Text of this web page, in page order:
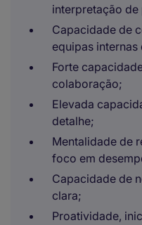
interpretação
Capacidade de
equipas
Forte
colaboração;
Elevada
detalhe;
Mentalidade de
foco em
Capacidade de
clara;
Proatividade,